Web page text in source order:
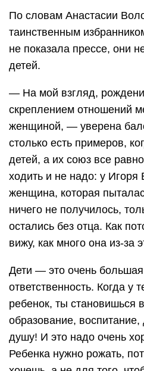
По словам Анастасии
таинственным
не показала прессе, они
детей.
— На мой взгляд,
скреплением отношений
женщиной, — уверена
столько есть примеров,
детей, а их союз все
ходить и не надо: у
женщина, которая
ничего не получилось,
остались без отца. Как
вижу, как много она из-за
Дети — это очень большая
ответственность. Когда у
ребенок, ты становишься
образование,
душу! И это надо очень
Ребенка нужно рожать,